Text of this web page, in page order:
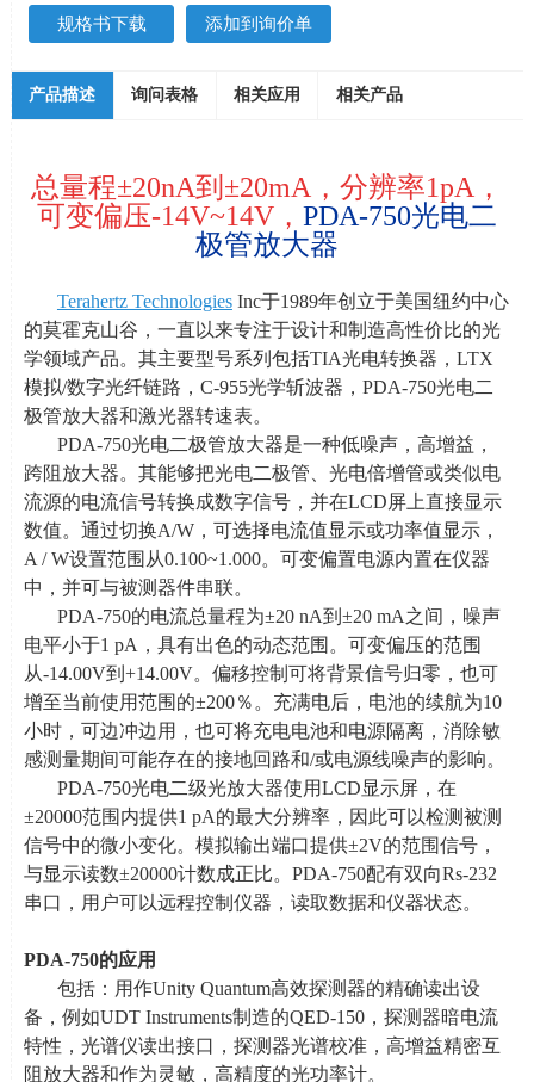
规格书下载 添加到询价单
产品描述 询问表格 相关应用 相关产品
总量程±20nA到 ±20mA ，分辨率1pA ，
可变偏压-14V~14V ，PDA-750光电二
极管放大器
Terahertz TechnologiesInc于1989年创立于美国纽约中心
的莫霍克山谷，一直以来专注于设计和制造高性价比的光
学领域产品。其主要型号系列包括TIA光电转换器， LTX
模拟/数字光纤链路， C-955光学斩波器， PDA-750光电二
极管放大器和激光器转速表。
PDA-750光电二极管放大器是一种低噪声，高增益，
跨阻放大器。其能够把光电二极管、光电倍增管或类似电
流源的电流信号转换成数字信号，并在LCD屏上直接显示
数值。通过切换A/W，可选择电流值显示或功率值显示，
A / W设置范围从0.100~1.000。可变偏置电源内置在仪器
中，并可与被测器件串联。
PDA-750的电流总量程为±20 nA到 ±20 mA之间，噪声
电平小于1 pA ，具有出色的动态范围。可变偏压的范围
从-14.00V到 +14.00V。偏移控制可将背景信号归零，也可
增至当前使用范围的±200％。充满电后，电池的续航为10
小时，可边冲边用，也可将充电电池和电源隔离，消除敏
感测量期间可能存在的接地回路和/或电源线噪声的影响。
PDA-750光电二级光放大器使用LCD显示屏，在
±20000范围内提供1 pA的最大分辨率，因此可以检测被测
信号中的微小变化。模拟输出端口提供±2V的范围信号，
与显示读数±20000计数成正比。 PDA-750配有双向Rs-232
串口，用户可以远程控制仪器，读取数据和仪器状态。
PDA-750的应用
包括：用作Unity Quantum高效探测器的精确读出设
备，例如UDT Instruments制造的QED-150，探测器暗电流
特性，光谱仪读出接口，探测器光谱校准，高增益精密互
阻放大器和作为灵敏，高精度的光功率计。